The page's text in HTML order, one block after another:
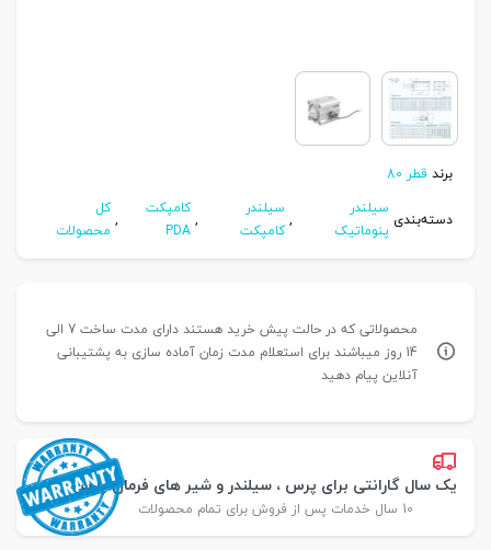
برند قطر 80
دسته‌بندی سیلندر
پنوماتیک
, سیلندر
کامپکت
,کامپکت
PDA
,کل
محصولات
محصولاتی که در حالت پیش خرید هستند دارای مدت ساخت 7 الی
14 روز میباشند برای استعلام مدت زمان آماده سازی به پشتیبانی
آنلاین پیام دهید
یک سال گارانتی برای پرس ، سیلندر و شیر های فرمان پارس
10 سال خدمات پس از فروش برای تمام محصولات